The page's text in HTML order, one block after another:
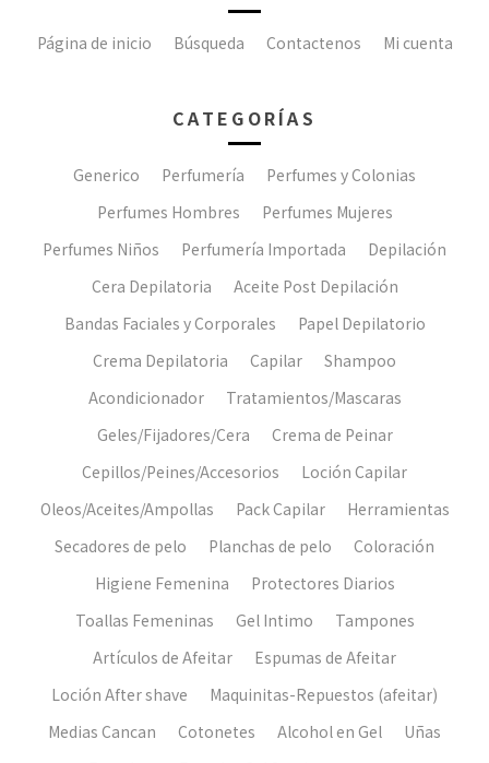
Página de inicio Búsqueda Contactenos Mi cuenta
CATEGORÍAS
Generico Perfumería
Perfumes y Colonias
Perfumes Hombres
Perfumes Mujeres
Perfumes Niños
Perfumería Importada
Depilación
Cera Depilatoria
Aceite Post Depilación
Bandas Faciales y Corporales
Papel Depilatorio
Crema Depilatoria
Capilar
Shampoo
Acondicionador
Tratamientos/Mascaras
Geles/Fijadores/Cera
Crema de Peinar
Cepillos/Peines/Accesorios
Loción Capilar
Oleos/Aceites/Ampollas
Pack Capilar
Herramientas
Secadores de pelo
Planchas de pelo
Coloración
Higiene Femenina
Protectores Diarios
Toallas Femeninas
Gel Intimo
Tampones
Artículos de Afeitar
Espumas de Afeitar
Loción After shave
Maquinitas-Repuestos (afeitar)
Medias Cancan
Cotonetes Alcohol en Gel
Uñas